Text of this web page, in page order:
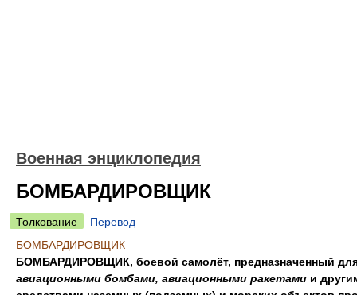
Военная энциклопедия
БОМБАРДИРОВЩИК
Толкование
Перевод
БОМБАРДИРОВЩИК
БОМБАРДИРОВЩИК, боевой самолёт, предназначенный
авиационными бомбами, авиационными ракетами и